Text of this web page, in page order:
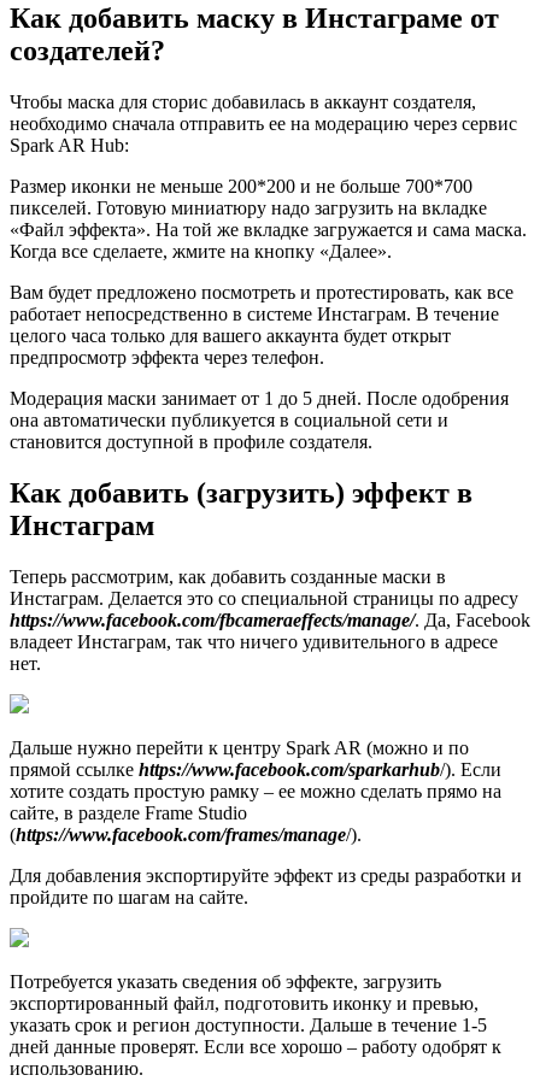
Как добавить маску в Инстаграме от
создателей?
Чтобы маска для сторис добавилась в аккаунт создателя,
необходимо сначала отправить ее на модерацию через сервис
Spark AR Hub:
Размер иконки не меньше 200*200 и не больше 700*700
пикселей. Готовую миниатюру надо загрузить на вкладке
«Файл эффекта». На той же вкладке загружается и сама маска.
Когда все сделаете, жмите на кнопку «Далее».
Вам будет предложено посмотреть и протестировать, как все
работает непосредственно в системе Инстаграм. В течение
целого часа только для вашего аккаунта будет открыт
предпросмотр эффекта через телефон.
Модерация маски занимает от 1 до 5 дней. После одобрения
она автоматически публикуется в социальной сети и
становится доступной в профиле создателя.
Как добавить (загрузить) эффект в
Инстаграм
Теперь рассмотрим, как добавить созданные маски в
Инстаграм. Делается это со специальной страницы по адресу
https://www.facebook.com/fbcameraeffects/manage/. Да, Facebook
владеет Инстаграм, так что ничего удивительного в адресе
нет.
Дальше нужно перейти к центру Spark AR (можно и по
прямой ссылке https://www.facebook.com/sparkarhub/). Если
хотите создать простую рамку – ее можно сделать прямо на
сайте, в разделе Frame Studio
(https://www.facebook.com/frames/manage/).
Для добавления экспортируйте эффект из среды разработки и
пройдите по шагам на сайте.
Потребуется указать сведения об эффекте, загрузить
экспортированный файл, подготовить иконку и превью,
указать срок и регион доступности. Дальше в течение 1-5
дней данные проверят. Если все хорошо – работу одобрят к
использованию.